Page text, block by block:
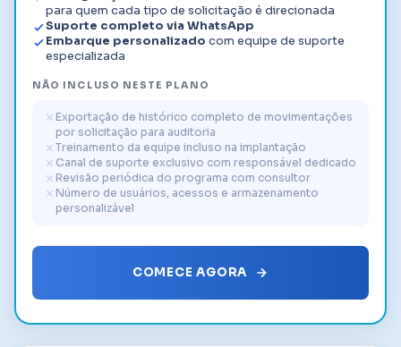
para quem cada tipo de solicitação é direcionada
Suporte completo via WhatsApp
Embarque personalizado com equipe de suporte
especializada
NÃO INCLUSO NESTE PLANO
Exportação de histórico completo de movimentações
por solicitação para auditoria
Treinamento da equipe incluso na implantação
Canal de suporte exclusivo com responsável dedicado
Revisão periódica do programa com consultor
Número de usuários, acessos e armazenamento
personalizável
COMECE AGORA